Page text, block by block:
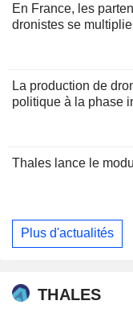
En France, les
dronistes se
La production de
politique à la phase
Thales lance le
Plus d'actualités
THALES